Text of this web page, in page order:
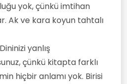
yok, çünkü imtihan
Ak ve kara koyun tahtalı
yanlış
çünkü kitapta farklı
hiçbir anlamı yok. Birisi